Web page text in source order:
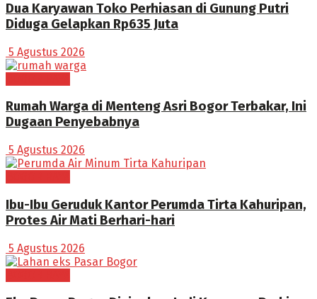
Dua Karyawan Toko Perhiasan di Gunung Putri
Diduga Gelapkan Rp635 Juta
5 Agustus 2026
Rumah Warga di Menteng Asri Bogor Terbakar, Ini
Dugaan Penyebabnya
5 Agustus 2026
Ibu-Ibu Geruduk Kantor Perumda Tirta Kahuripan,
Protes Air Mati Berhari-hari
5 Agustus 2026